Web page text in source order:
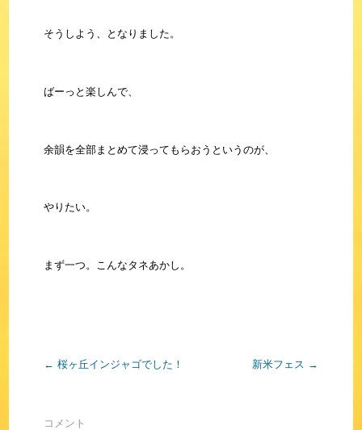
そうしよう、となりました。
ばーっと楽しんで、
余韻を全部まとめて浸ってもらおうというのが、
やりたい。
まず一つ。こんなタネあかし。
← 桜ヶ丘インジャゴでした！ 新米フェス →
コメント